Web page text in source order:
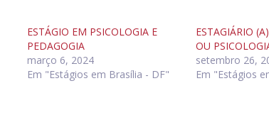
ESTÁGIO EM PSICOLOGIA E
PEDAGOGIA
março 6, 2024
Em "Estágios em Brasília - DF"
ESTAGIÁRIO
OU
setembro 26,
Em "Estágios